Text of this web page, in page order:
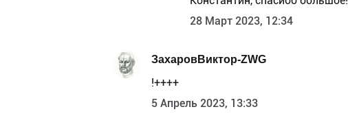
28 Март 2023, 12:34
ЗахаровВиктор-ZWG
!++++
5 Апрель 2023, 13:33